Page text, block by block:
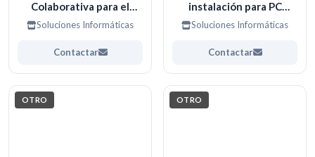
Colaborativa para el
Aprendizaje
Soluciones Informáticas
Contactar
instalación para PC
ANTIGUOS
Soluciones Informáticas
Contactar
OTRO OTRO